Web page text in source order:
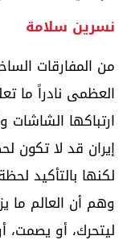
نسرين سلامة
من المفارقات
العظمى نادراً ما
ارتباكها الشاشات
إيران قد لا تكون
لكنها بالتأكيد
وهم أن العالم ما
ليتحرك، أو